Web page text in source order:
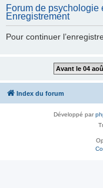
Forum de psychologie
Enregistrement
Pour continuer
Index du forum
Développé par